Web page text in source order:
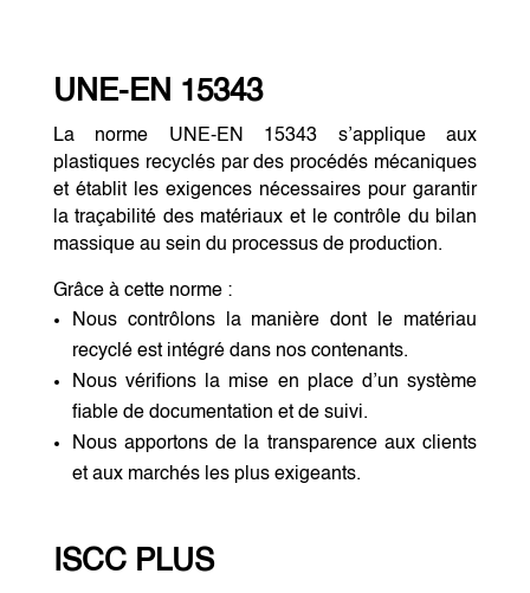
UNE-EN 15343
La norme UNE-EN 15343 s’applique aux
plastiques recyclés par des procédés mécaniques
et établit les exigences nécessaires pour garantir
la traçabilité des matériaux et le contrôle du bilan
massique au sein du processus de production.
Grâce à cette norme :
Nous contrôlons la manière dont le matériau
recyclé est intégré dans nos contenants.
Nous vérifions la mise en place d’un système
fiable de documentation et de suivi.
Nous apportons de la transparence aux clients
et aux marchés les plus exigeants.
ISCC PLUS